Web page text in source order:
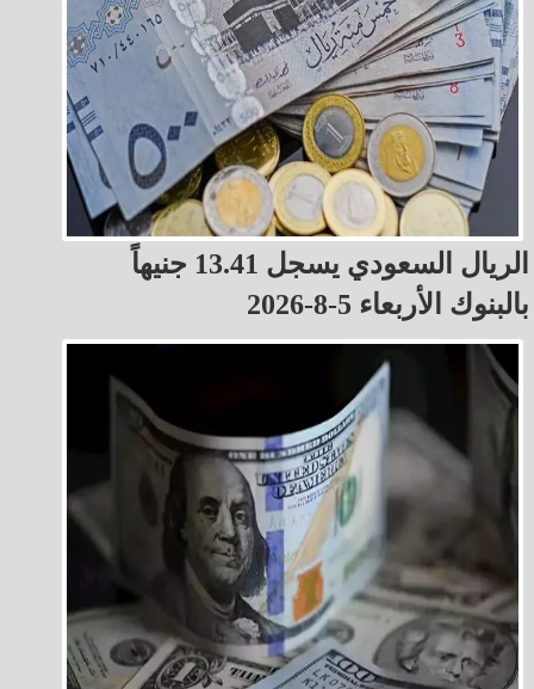
الريال السعودي يسجل 13.41 جنيهاً
بالبنوك الأربعاء 5-8-2026